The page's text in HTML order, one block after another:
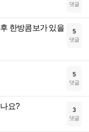
댓글
한방콤보가 있을
5
댓글
5
댓글
요? 3
댓글